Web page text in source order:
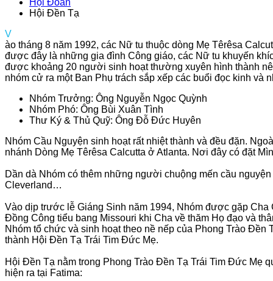
Hội Đoàn
Hội Đền Tạ
V
ào tháng 8 năm 1992, các Nữ tu thuộc dòng Mẹ Têrêsa
được đây là những gia đình Công giáo, các Nữ tu khuyến
được khoảng 20 người sinh hoạt thường xuyên hình thành
nhóm cử ra một Ban Phụ trách sắp xếp các buổi đọc kinh
Nhóm Trưởng: Ông Nguyễn Ngọc Quỳnh
Nhóm Phó: Ông Bùi Xuân Tình
Thư Ký & Thủ Quỹ: Ông Đỗ Đức Huyên
Nhóm Cầu Nguyện sinh hoạt rất nhiệt thành và đều đặn.
nhánh Dòng Mẹ Têrêsa Calcutta ở Atlanta. Nơi đây có đặt
Dần dà Nhóm có thêm những người chuộng mến cầu
Cleverland…
Vào dịp trước lễ Giáng Sinh năm 1994, Nhóm được gặp
Đồng Công tiểu bang Missouri khi Cha về thăm Họ đạo và
Nhóm tổ chức và sinh hoạt theo nề nếp của Phong Trào
thành Hội Đền Tạ Trái Tim Đức Mẹ.
Hội Đền Tạ nằm trong Phong Trào Đền Tạ Trái Tim Đức Mẹ
hiện ra tại Fatima: